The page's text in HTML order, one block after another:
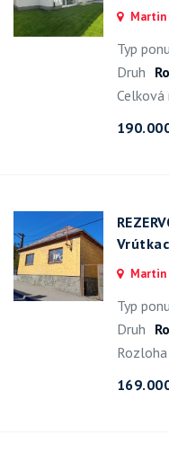
Martin
Typ
Druh
Martin
Typ
Druh